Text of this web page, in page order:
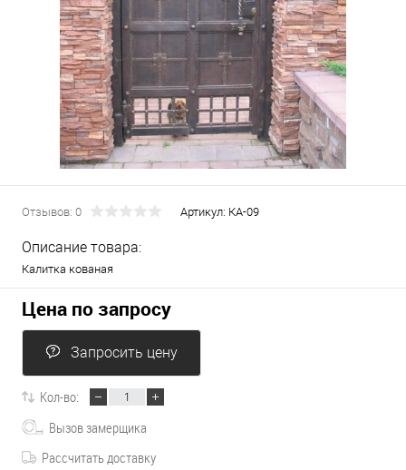
Отзывов: 0 Артикул: КА-09
Описание товара:
Калитка кованая
Цена по запросу
Запросить цену
Кол-во:
Вызов замерщика
Рассчитать доставку